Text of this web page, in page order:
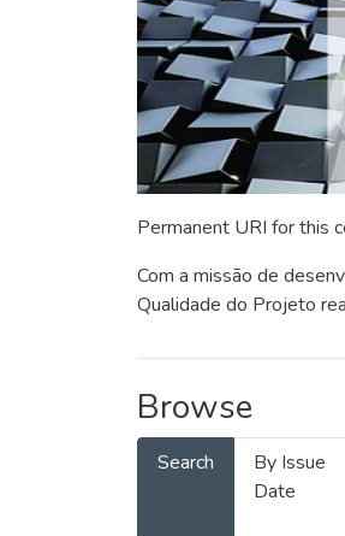
Permanent URI for this
Com a missão de
Qualidade do Projeto
Browse
Search
By Issue
Date